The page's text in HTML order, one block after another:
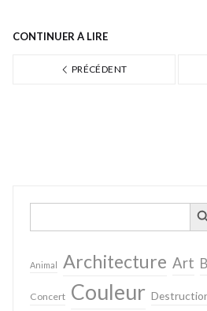
CONTINUER À LIRE
PRÉCÉDENT
Search
Animal Architecture Art
Concert Couleur